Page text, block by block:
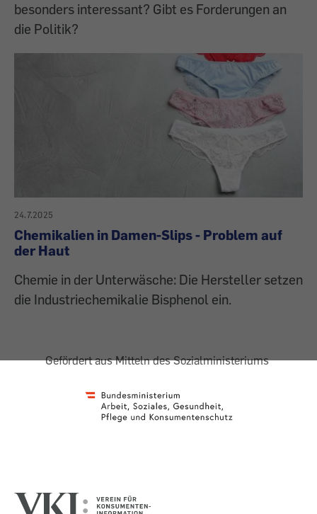
besonders interessant? Gibt es Forderungen an
die Politik?
24.7.2025
Chemikalien in Damen-Slips - Problem auf
der Haut
Chemie in der Unterwäsche: Die Hersteller setzen
die Industriechemikalie Bisphenol ein.
Gefördert aus Mitteln des Sozialministeriums